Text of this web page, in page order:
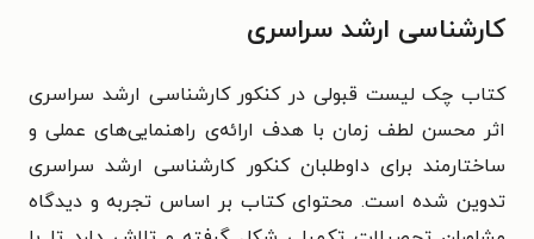
کارشناسی ارشد سراسری
کتاب چک لیست قبولی در کنکور کارشناسی ارشد سراسری
اثر محسن لطف زمان با هدف ارائه‌ی راهنمایی‌های عملی و
ساختارمند برای داوطلبان کنکور کارشناسی ارشد سراسری
تدوین شده است. محتوای کتاب بر اساس تجربه و دیدگاه